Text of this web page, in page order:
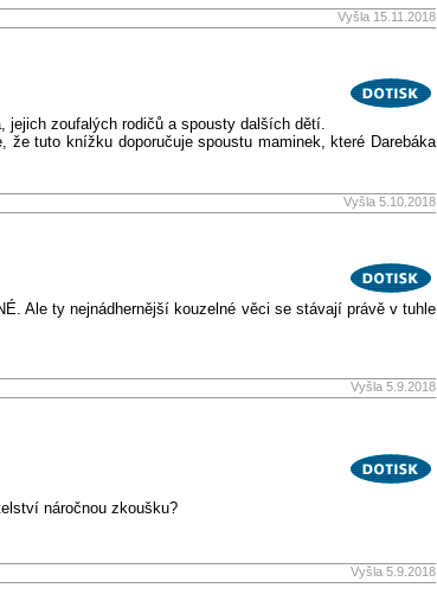
Vyšla 15.11.2018
jejich zoufalých rodičů a spousty dalších dětí.
tuto knížku doporučuje spoustu maminek, které Darebáka
Vyšla 5.10.2018
Ale ty nejnádhernější kouzelné věci se stávají právě v tuhle
Vyšla 5.9.2018
náročnou zkoušku?
Vyšla 5.9.2018